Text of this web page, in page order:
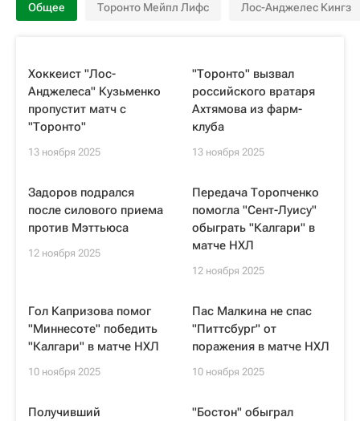
Общее Торонто Мейпл Лифс Лос-Анджелес Кингз
Хоккеист "Лос-
Анджелеса" Кузьменко
пропустит матч с
"Торонто"
13 ноября 2025
"Торонто" вызвал
российского вратаря
Ахтямова из фарм-
клуба
13 ноября 2025
Задоров подрался
после силового приема
против Мэттьюса
12 ноября 2025
Передача Торопченко
помогла "Сент-Луису"
обыграть "Калгари" в
матче НХЛ
12 ноября 2025
Гол Капризова помог
"Миннесоте" победить
"Калгари" в матче НХЛ
10 ноября 2025
Пас Малкина не спас
"Питтсбург" от
поражения в матче НХЛ
10 ноября 2025
Получивший
"Бостон" обыграл